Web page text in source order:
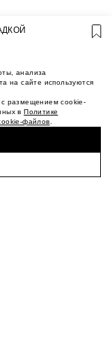
анализа
на сайте используются
с размещением cookie-
вПолитике
файлов
ПРОФИЛЬ
MAAG